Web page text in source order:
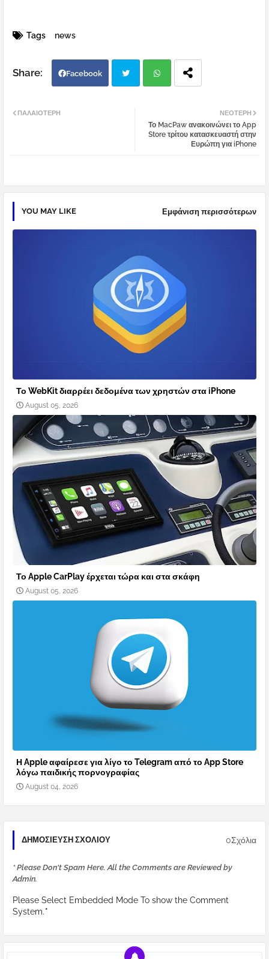
Tags news
Facebook
atsa
ΝΕΌΤΕΡΗ
Το MacPaw ανακοινώνει το App
Store τρίτου κατασκευαστή στην
Ευρώπη για iPhone
ΠΑΛΑΙΌΤΕΡΗ
YOU MAY LIKE Εμφάνιση περισσότερων
Το WebKit διαρρέει δεδομένα των χρηστών στα iPhone
August 05, 2026
Το Apple CarPlay έρχεται τώρα και στα σκάφη
August 05, 2026
Η Apple αφαίρεσε για λίγο το Telegram από το App Store
λόγω παιδικής πορνογραφίας
August 04, 2026
ΔΗΜΟΣΊΕΥΣΗ ΣΧΟΛΊΟΥ 0Σχόλια
* Please Don't Spam Here. All the Comments are Reviewed by
Admin.
Please Select Embedded Mode To show the Comment
System.*